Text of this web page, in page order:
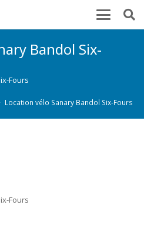
Bandol Six-
Fours
Location vélo Sanary Bandol Six-Fours
Fours